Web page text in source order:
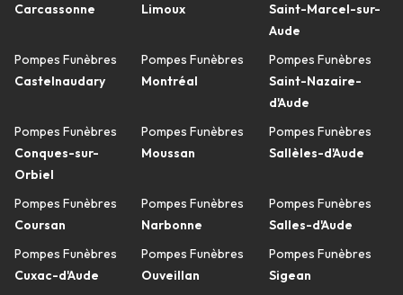
Carcassonne
Pompes Funèbres
Castelnaudary
Pompes Funèbres
Conques-sur-
Orbiel
Pompes Funèbres
Coursan
Pompes Funèbres
Cuxac-d'Aude
Limoux
Pompes Funèbres
Montréal
Pompes Funèbres
Moussan
Pompes Funèbres
Narbonne
Pompes Funèbres
Ouveillan
Saint-Marcel-sur-
Aude
Pompes Funèbres
Saint-Nazaire-
d'Aude
Pompes Funèbres
Sallèles-d'Aude
Pompes Funèbres
Salles-d'Aude
Pompes Funèbres
Sigean